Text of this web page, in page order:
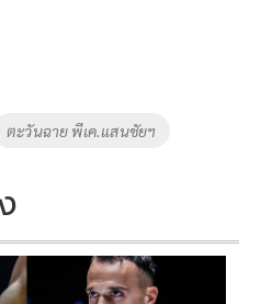
ตะวันฉาย พีเค.แสนชัยฯ